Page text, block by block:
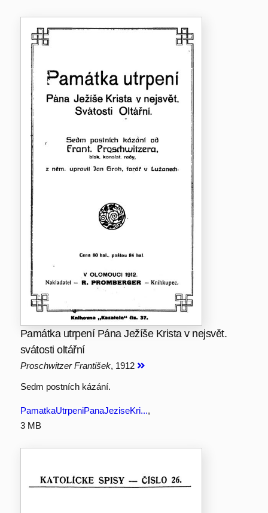
Památka utrpení Pána Ježíše Krista v nejsvět.
svátosti oltářní
Proschwitzer František, 1912
Sedm postních kázání.
PamatkaUtrpeniPanaJeziseKri...,
3 MB